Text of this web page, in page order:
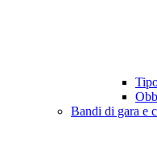
Bandi di gara e